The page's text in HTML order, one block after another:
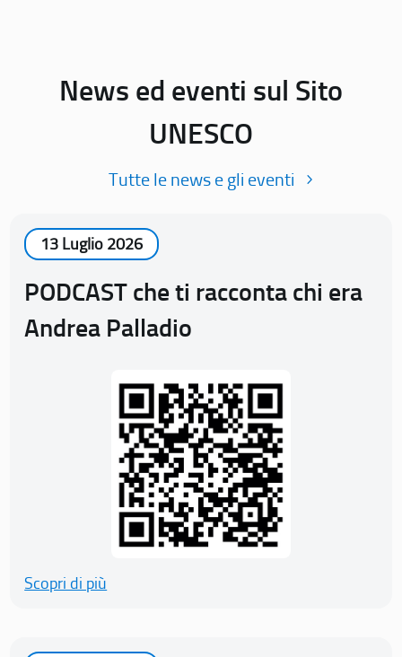
News ed eventi sul Sito
UNESCO
Tutte le news e gli eventi
13 Luglio 2026
PODCAST che ti racconta chi era
Andrea Palladio
Scopri di più